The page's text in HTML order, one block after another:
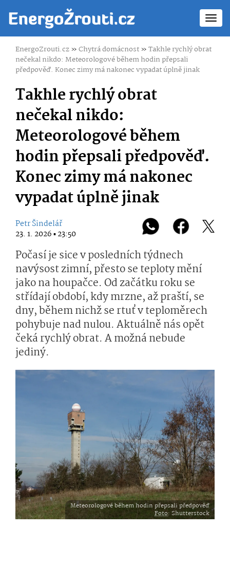
EnergoZrouti.cz»Chytrá domácnost»Takhle rychlý obrat
nečekal nikdo: Meteorologové během hodin přepsali
předpověď. Konec zimy má nakonec vypadat úplně jinak
Takhle rychlý obrat
nečekal nikdo:
Meteorologové během
hodin přepsali předpověď.
Konec zimy má nakonec
vypadat úplně jinak
Petr Šindelář
23. 1. 2026 ▪ 23:50
Počasí je sice v posledních týdnech
navýsost zimní, přesto se teploty mění
jako na houpačce. Od začátku roku se
střídají období, kdy mrzne, až praští, se
dny, během nichž se rtuť v teploměrech
pohybuje nad nulou. Aktuálně nás opět
čeká rychlý obrat. A možná nebude
jediný.
Meteorologové během hodin přepsali předpověď
Foto: Shutterstock